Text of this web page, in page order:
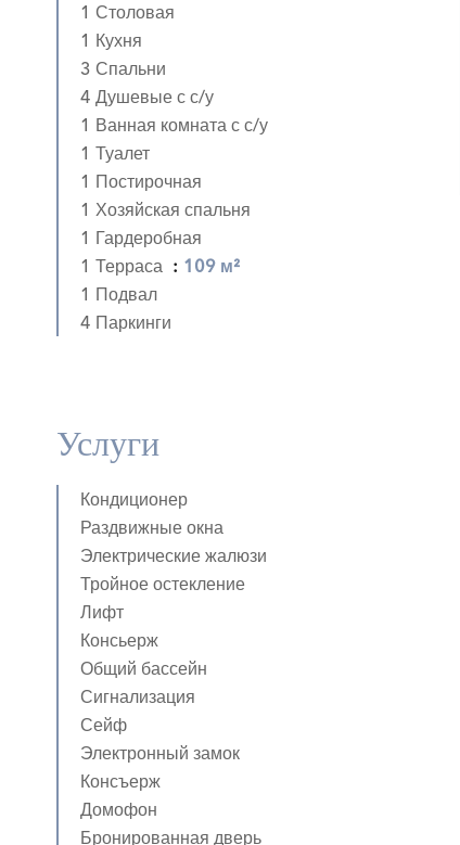
1 Столовая
1 Кухня
3 Спальни
4 Душевые с с/у
1 Ванная комната с с/у
1 Туалет
1 Постирочная
1 Хозяйская спальня
1 Гардеробная
1 Терраса
109 м²
1 Подвал
4 Паркинги
Услуги
Кондиционер
Раздвижные окна
Электрические жалюзи
Тройное остекление
Лифт
Консьерж
Общий бассейн
Сигнализация
Сейф
Электронный замок
Консъерж
Домофон
Бронированная дверь